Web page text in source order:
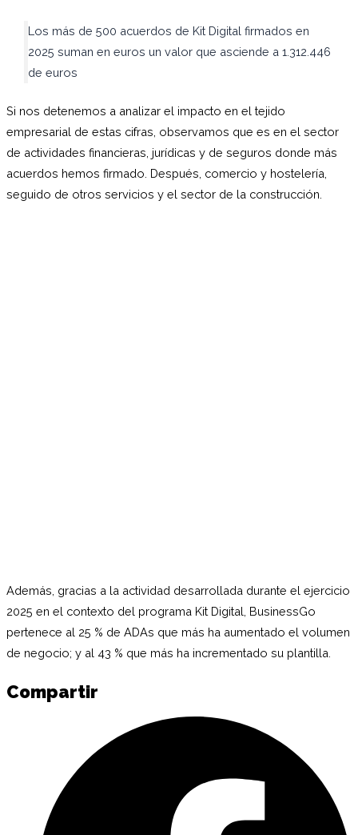
Los más de 500 acuerdos de Kit Digital firmados en
2025 suman en euros un valor que asciende a 1.312.446
de euros
Si nos detenemos a analizar el impacto en el tejido
empresarial de estas cifras, observamos que es en el sector
de actividades financieras, jurídicas y de seguros donde más
acuerdos hemos firmado. Después, comercio y hostelería,
seguido de otros servicios y el sector de la construcción.
Además, gracias a la actividad desarrollada durante el ejercicio
2025 en el contexto del programa Kit Digital, BusinessGo
pertenece al 25 % de ADAs que más ha aumentado el volumen
de negocio; y al 43 % que más ha incrementado su plantilla.
Compartir